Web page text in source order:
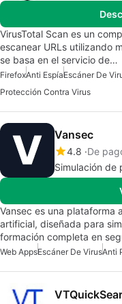
VirusTotal Scan es un
escanear URLs utilizando
se basa en el servicio de…
FirefoxAnti EspíaEscáner De
Protección Contra Virus
Vansec
4.8 De
Simulación de
Vansec es una plataforma
artificial, diseñada para
formación completa en
Web AppsEscáner De VirusAnti